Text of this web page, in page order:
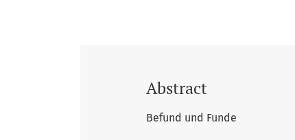
Abstract
Befund und Funde